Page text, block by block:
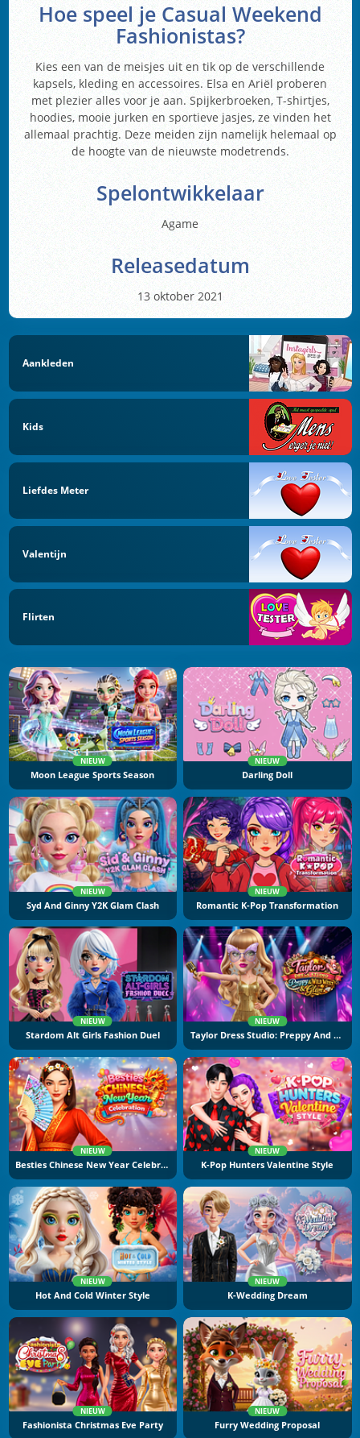
Hoe speel je Casual Weekend
Fashionistas?
Kies een van de meisjes uit en tik op de verschillende
kapsels, kleding en accessoires. Elsa en Ariël proberen
met plezier alles voor je aan. Spijkerbroeken, T-shirtjes,
hoodies, mooie jurken en sportieve jasjes, ze vinden het
allemaal prachtig. Deze meiden zijn namelijk helemaal op
de hoogte van de nieuwste modetrends.
Spelontwikkelaar
Agame
Releasedatum
13 oktober 2021
Aankleden
Kids
Liefdes Meter
Valentijn
Flirten
NIEUW
Moon League Sports Season
NIEUW
Darling Doll
NIEUW
Syd And Ginny Y2K Glam Clash
NIEUW
Romantic K-Pop Transformation
NIEUW
Stardom Alt Girls Fashion Duel
NIEUW
Taylor Dress Studio: Preppy And Wild West Glam
NIEUW
Besties Chinese New Year Celebration
NIEUW
K-Pop Hunters Valentine Style
NIEUW
Hot And Cold Winter Style
NIEUW
K-Wedding Dream
NIEUW
Fashionista Christmas Eve Party
NIEUW
Furry Wedding Proposal